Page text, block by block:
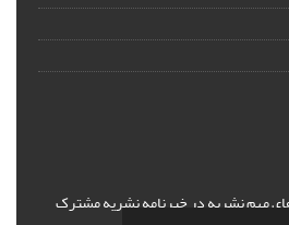
های مهم نشریه در خبرنامه نشریه مشترک